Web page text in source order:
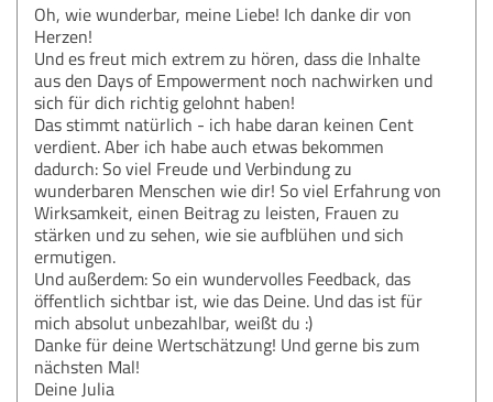
Oh, wie wunderbar, meine Liebe! Ich danke dir von
Herzen!
Und es freut mich extrem zu hören, dass die Inhalte
aus den Days of Empowerment noch nachwirken und
sich für dich richtig gelohnt haben!
Das stimmt natürlich - ich habe daran keinen Cent
verdient. Aber ich habe auch etwas bekommen
dadurch: So viel Freude und Verbindung zu
wunderbaren Menschen wie dir! So viel Erfahrung von
Wirksamkeit, einen Beitrag zu leisten, Frauen zu
stärken und zu sehen, wie sie aufblühen und sich
ermutigen.
Und außerdem: So ein wundervolles Feedback, das
öffentlich sichtbar ist, wie das Deine. Und das ist für
mich absolut unbezahlbar, weißt du :)
Danke für deine Wertschätzung! Und gerne bis zum
nächsten Mal!
Deine Julia